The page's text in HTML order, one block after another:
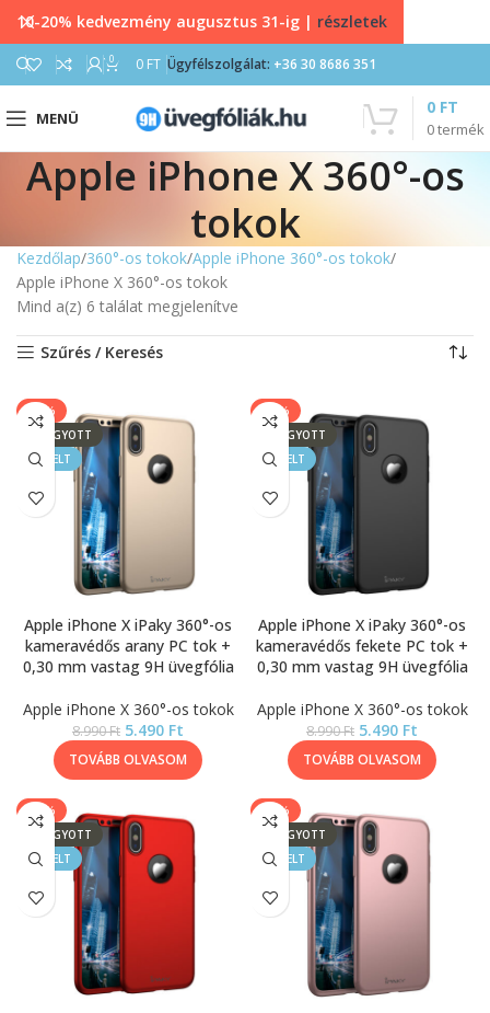
0 0 FT Ügyfélszolgálat: +36 30 8686 351
MENÜ
0termék
0 FT
Apple iPhone X 360°-os
tokok
Kezdőlap 360°-os tokok Apple iPhone 360°-os tokok
Apple iPhone X 360°-os tokok
Mind a(z) 6 találat megjelenítve
Szűrés / Keresés
-39%
ELFOGYOTT
KIEMELT
Apple iPhone X iPaky 360°-os
kameravédős arany PC tok +
0,30 mm vastag 9H üvegfólia
Apple iPhone X 360°-os tokok
8.990Ft 5.490 Ft
TOVÁBB OLVASOM
-39%
ELFOGYOTT
KIEMELT
Apple iPhone X iPaky 360°-os
kameravédős fekete PC tok +
0,30 mm vastag 9H üvegfólia
Apple iPhone X 360°-os tokok
8.990Ft 5.490 Ft
TOVÁBB OLVASOM
-39%
ELFOGYOTT
KIEMELT
-39%
ELFOGYOTT
KIEMELT
10-20% kedvezmény augusztus 31-ig | részletek